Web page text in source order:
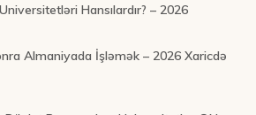
Hansılardır? – 2026
Almaniyada İşləmək – 2026 Xaricdə